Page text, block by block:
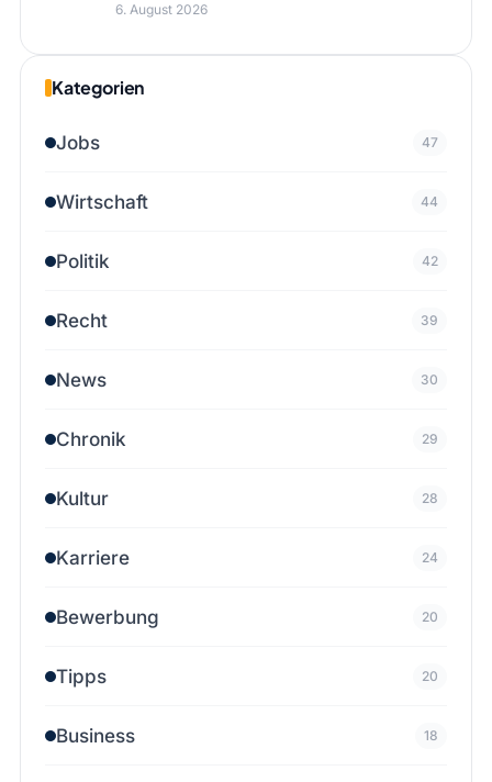
6. August 2026
Kategorien
Jobs 47
Wirtschaft 44
Politik 42
Recht 39
News 30
Chronik 29
Kultur 28
Karriere 24
Bewerbung 20
Tipps 20
Business 18